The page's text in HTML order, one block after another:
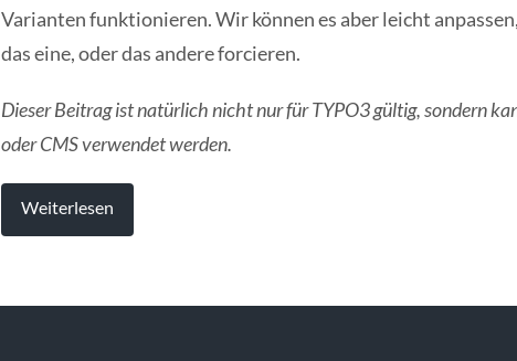
Varianten funktionieren. Wir können es aber leicht
das eine, oder das andere forcieren.
Dieser Beitrag ist natürlich nicht nur für TYPO3 gültig, sondern
oder CMS verwendet werden.
Weiterlesen